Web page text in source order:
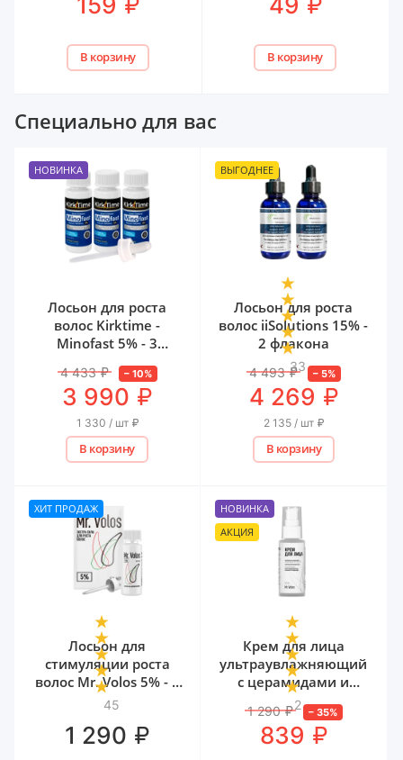
В корзину В корзину
Специально для вас
НОВИНКА
Лосьон для роста
волос Kirktime -
Minofast 5% - 3
4 433 ₽ – 10%
3 990 ₽
1 330 / шт ₽
В корзину
ВЫГОДНЕЕ
33
Лосьон для роста
волос iiSolutions 15% -
2 флакона
4 493 ₽ – 5%
4 269 ₽
2 135 / шт ₽
В корзину
ХИТ ПРОДАЖ
45
Лосьон для
стимуляции роста
волос Mr. Volos 5% - 1
флакон
1 290 ₽
НОВИНКА
АКЦИЯ
2
Крем для лица
ультраувлажняющий
с церамидами и
мочевиной Mr. Volos,
50 мл
1 290 ₽ – 35%
839 ₽